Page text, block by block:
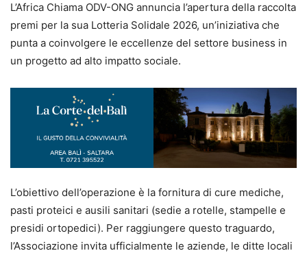
L’Africa Chiama ODV-ONG annuncia l’apertura della raccolta
premi per la sua Lotteria Solidale 2026, un’iniziativa che
punta a coinvolgere le eccellenze del settore business in
un progetto ad alto impatto sociale.
L’obiettivo dell’operazione è la fornitura di cure mediche,
pasti proteici e ausili sanitari (sedie a rotelle, stampelle e
presidi ortopedici). Per raggiungere questo traguardo,
l’Associazione invita ufficialmente le aziende, le ditte locali